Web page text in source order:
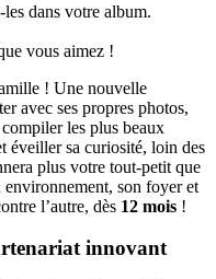
dans votre album.
vous aimez !
! Une nouvelle
avec ses propres photos,
les plus beaux
éveiller sa curiosité, loin des
plus votre tout-petit que
environnement, son foyer et
l’autre, dès 12 mois !
innovant